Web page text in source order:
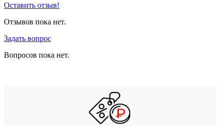
Оставить отзыв!
Отзывов пока нет.
Задать вопрос
Вопросов пока нет.